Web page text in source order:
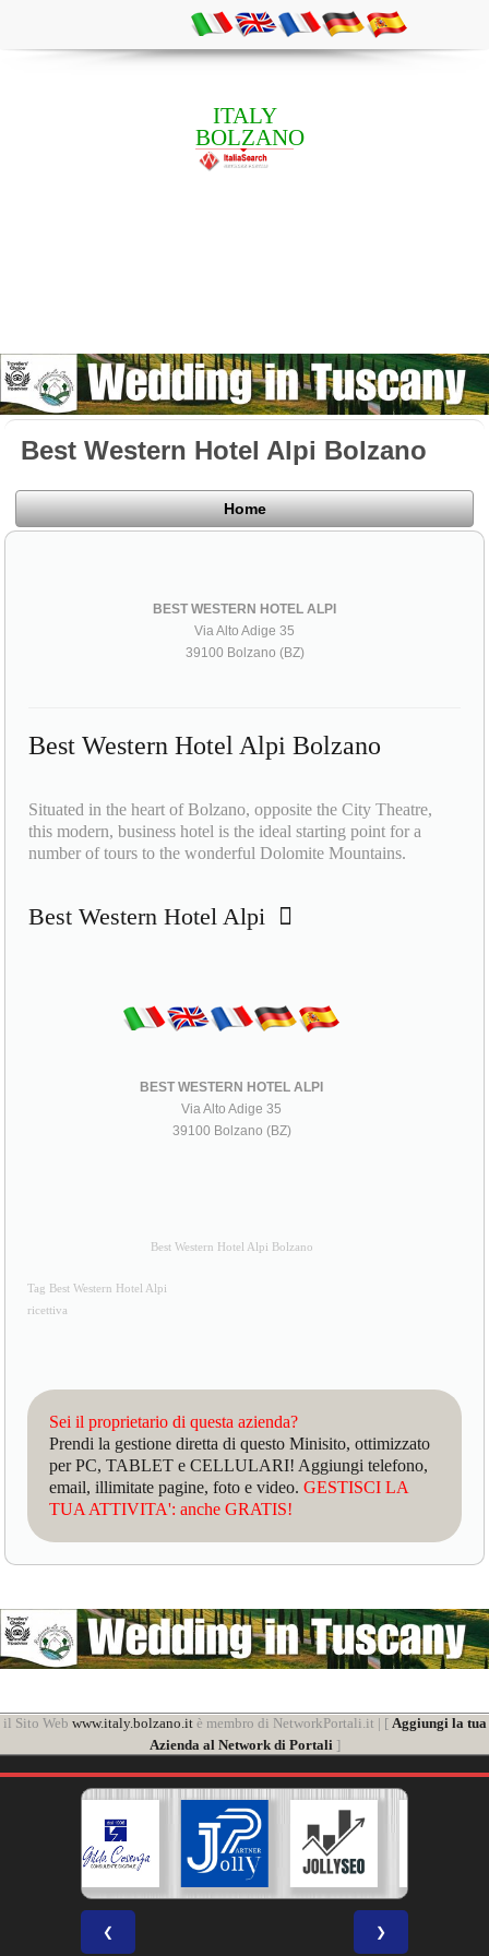
ITALY
BOLZANO
Best Western Hotel Alpi Bolzano
Home
BEST WESTERN HOTEL ALPI
Via Alto Adige 35
39100 Bolzano (BZ)
Best Western Hotel Alpi Bolzano
Situated in the heart of Bolzano, opposite the City Theatre,
this modern, business hotel is the ideal starting point for a
number of tours to the wonderful Dolomite Mountains.
Best Western Hotel Alpi
BEST WESTERN HOTEL ALPI
Via Alto Adige 35
39100 Bolzano (BZ)
Best Western Hotel Alpi Bolzano
Tag Best Western Hotel Alpi
ricettiva
Sei il proprietario di questa azienda?
Prendi la gestione diretta di questo Minisito, ottimizzato
per PC, TABLET e CELLULARI! Aggiungi telefono,
email, illimitate pagine, foto e video.GESTISCI LA
TUA ATTIVITA': anche GRATIS!
il Sito Web www.italy.bolzano.itè membro di NetworkPortali.it | [ Aggiungi la tua
Azienda al Network di Portali]
❮ ❯